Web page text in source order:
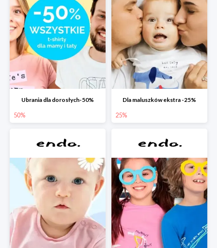
Ubrania dla dorosłych-50%
50%
Dla maluszków ekstra -25%
25%